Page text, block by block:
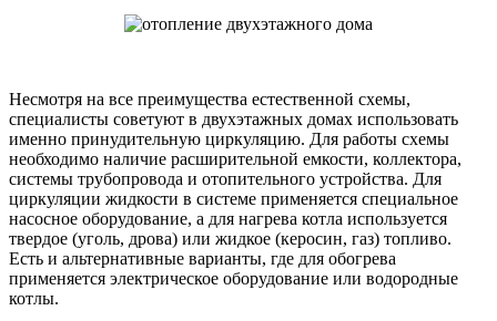
Несмотря на все преимущества естественной схемы,
специалисты советуют в двухэтажных домах использовать
именно принудительную циркуляцию. Для работы схемы
необходимо наличие расширительной емкости, коллектора,
системы трубопровода и отопительного устройства. Для
циркуляции жидкости в системе применяется специальное
насосное оборудование, а для нагрева котла используется
твердое (уголь, дрова) или жидкое (керосин, газ) топливо.
Есть и альтернативные варианты, где для обогрева
применяется электрическое оборудование или водородные
котлы.